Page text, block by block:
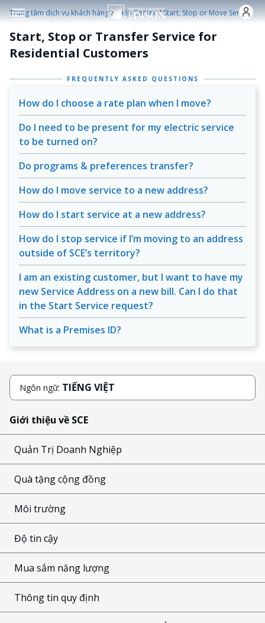
Nhảy đến nội dung
Trung tâm dịch vụ khách hàng /Help Center /Start, Stop or Move Service
Start, Stop or Transfer Service for
Residential Customers
FREQUENTLY ASKED QUESTIONS
How do I choose a rate plan when I move?
Do I need to be present for my electric service
to be turned on?
Do programs & preferences transfer?
How do I move service to a new address?
How do I start service at a new address?
How do I stop service if I’m moving to an address
outside of SCE’s territory?
I am an existing customer, but I want to have my
new Service Address on a new bill. Can I do that
in the Start Service request?
What is a Premises ID?
Ngôn ngữ: TIẾNG VIỆT
Giới thiệu về SCE
Quản Trị Doanh Nghiệp
Quà tặng cộng đồng
Môi trường
Độ tin cậy
Mua sắm năng lượng
Thông tin quy định